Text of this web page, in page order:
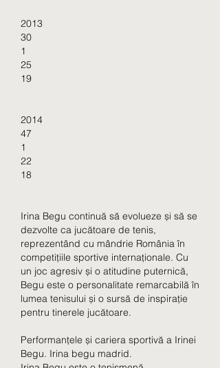
2013
30
1
25
19
2014
47
1
22
18
Irina Begu continuă să evolueze și să se
dezvolte ca jucătoare de tenis,
reprezentând cu mândrie România în
competițiile sportive internaționale. Cu
un joc agresiv și o atitudine puternică,
Begu este o personalitate remarcabilă în
lumea tenisului și o sursă de inspirație
pentru tinerele jucătoare.
Performanțele și cariera sportivă a Irinei
Begu. Irina begu madrid.